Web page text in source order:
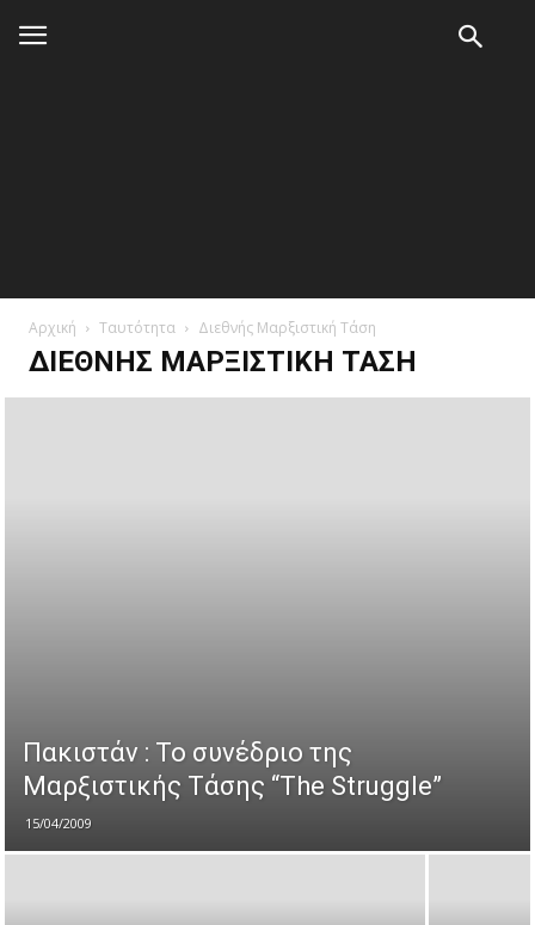
Αρχική Ταυτότητα Διεθνής Μαρξιστική Τάση
ΔΙΕΘΝΉΣ ΜΑΡΞΙΣΤΙΚΉ ΤΆΣΗ
Πακιστάν : Το συνέδριο της
Μαρξιστικής Τάσης “The Struggle”
15/04/2009